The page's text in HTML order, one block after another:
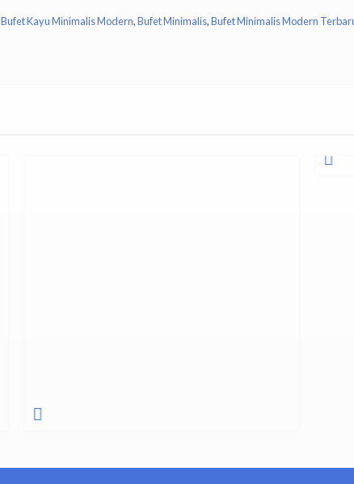
Bufet Kayu Minimalis Modern,Bufet Minimalis,Bufet Minimalis Modern